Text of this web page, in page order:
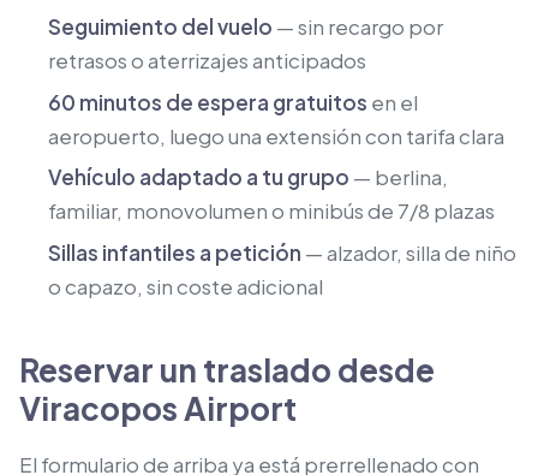
Seguimiento del vuelo — sin recargo por
retrasos o aterrizajes anticipados
60 minutos de espera gratuitos en el
aeropuerto, luego una extensión con tarifa clara
Vehículo adaptado a tu grupo — berlina,
familiar, monovolumen o minibús de 7/8 plazas
Sillas infantiles a petición — alzador, silla de niño
o capazo, sin coste adicional
Reservar un traslado desde
Viracopos Airport
El formulario de arriba ya está prerrellenado con